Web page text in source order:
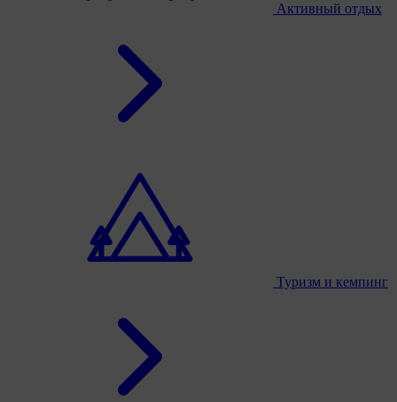
Активный отдых
Туризм и кемпинг